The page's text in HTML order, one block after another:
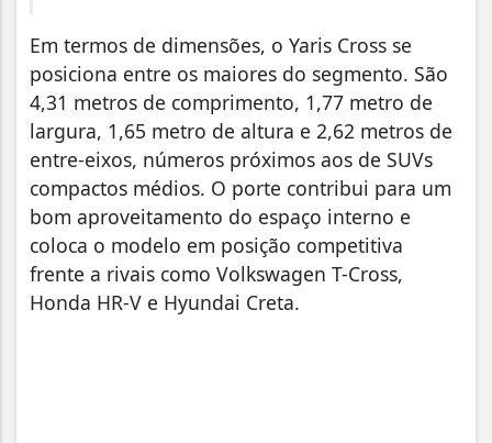
Em termos de dimensões, o Yaris Cross se
posiciona entre os maiores do segmento. São
4,31 metros de comprimento, 1,77 metro de
largura, 1,65 metro de altura e 2,62 metros de
entre-eixos, números próximos aos de SUVs
compactos médios. O porte contribui para um
bom aproveitamento do espaço interno e
coloca o modelo em posição competitiva
frente a rivais como Volkswagen T-Cross,
Honda HR-V e Hyundai Creta.